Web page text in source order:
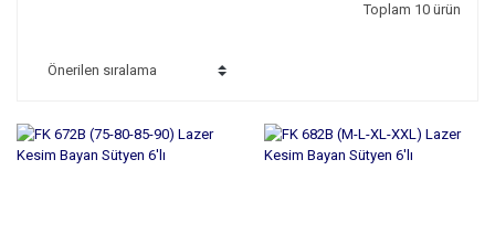
Toplam 10 ürün